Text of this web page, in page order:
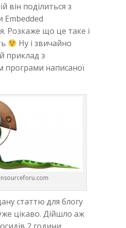
він поділиться з
Embedded
Розкаже що це таке і
Ну і звичайно
приклад з
програми написаної
статтю для блогу
цікаво. Дійшло аж